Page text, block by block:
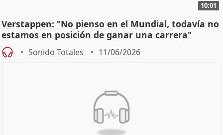
10:01
Verstappen: "No pienso en el Mundial, todavía no
estamos en posición de ganar una carrera"
Sonido Totales 11/06/2026